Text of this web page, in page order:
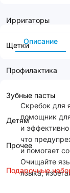
Ирригаторы
Щетки
Профилактика
Зубные пасты
Детям
Прочее
Подарочные
Описание
Скребок для
помощник
и
что
и помогает
Очищайте
языка,